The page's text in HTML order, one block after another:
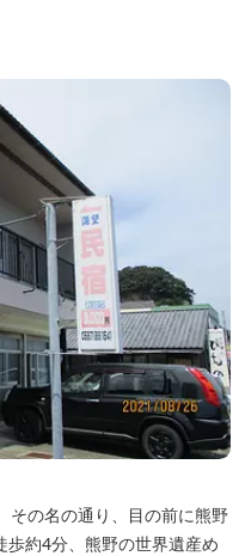
その名の通り、目の前に熊野
約4分、熊野の世界遺産め